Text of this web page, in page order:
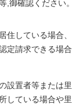
,御確認ください。
住している場合
定請求できる場合
設置者等または
している場合や